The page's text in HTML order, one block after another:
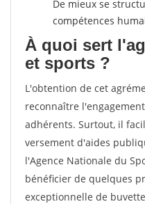
De mieux se
compétences
À quoi sert
et sports ?
L'obtention de cet
reconnaître
adhérents. Surtout, il
versement d'aides
l'Agence Nationale du
bénéficier de quelques
exceptionnelle de